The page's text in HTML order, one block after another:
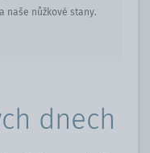
naše nůžkové stany.
dnech